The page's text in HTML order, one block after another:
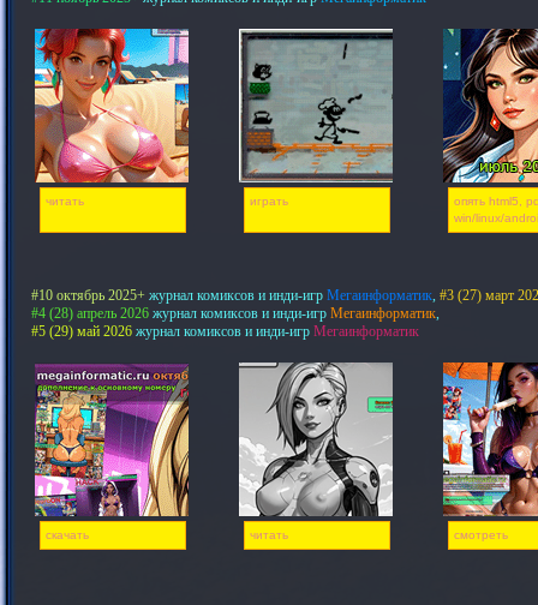
читать играть
опять html5,
win/linux/
#10 октябрь 2025+ журнал комиксов и инди-игр Мегаинформатик, #3 (27) март
#4 (28) апрель 2026 журнал комиксов и инди-игр Мегаинформатик,
#5 (29) май 2026 журнал комиксов и инди-игр Мегаинформатик
скачать читать смотреть